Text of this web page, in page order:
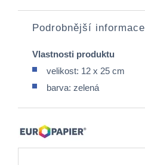
Podrobnější informace
Vlastnosti produktu
velikost: 12 x 25 cm
barva: zelená